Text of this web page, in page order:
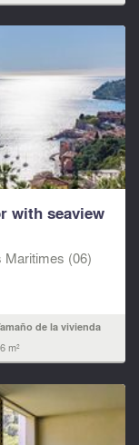
with seaview
(06)
de la vivienda
m²